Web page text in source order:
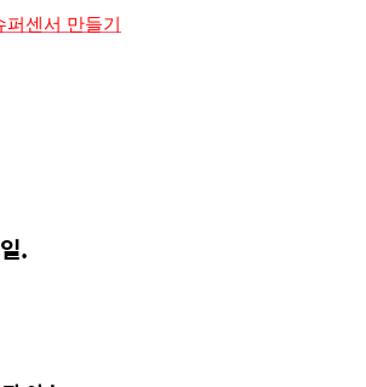
센서 만들기
일.